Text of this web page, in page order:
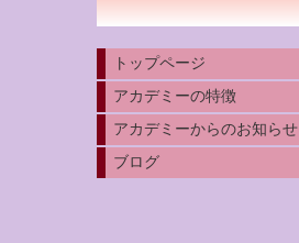
トップページ
アカデミーの特徴
アカデミーからのお知らせ
ブログ